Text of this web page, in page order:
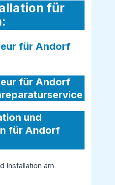
für
für Andorf
für Andorf
und
für Andorf
Installation am